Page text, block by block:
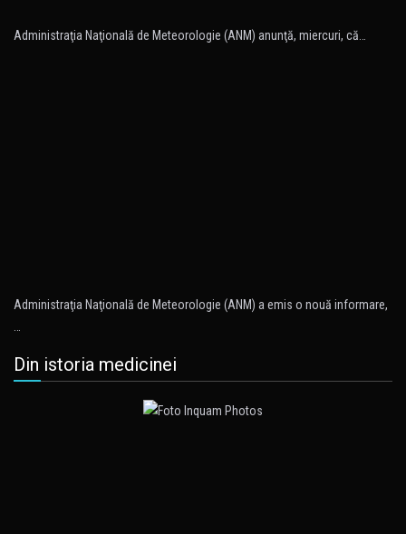
Administraţia Naţională de Meteorologie (ANM) anunţă, miercuri, că…
Administraţia Naţională de Meteorologie (ANM) a emis o nouă informare,
Din istoria medicinei